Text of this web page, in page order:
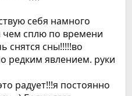
себя намного
сплю по времени
снятся сны!!!!!во
редким явлением. руки
радует!!!я постоянно